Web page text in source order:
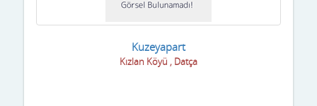
Kuzeyapart
Kızlan Köyü , Datça